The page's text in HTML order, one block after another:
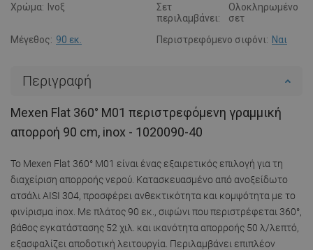
Χρώμα: Ινοξ
Σετ
περιλαμβάνει:
Ολοκληρωμένο
σετ
Μέγεθος: 90 εκ. Περιστρεφόμενο σιφόνι: Ναι
Περιγραφή
Mexen Flat 360° M01 περιστρεφόμενη γραμμική
απορροή 90 cm, inox - 1020090-40
Το Mexen Flat 360° M01 είναι ένας εξαιρετικός επιλογή για τη
διαχείριση απορροής νερού. Κατασκευασμένο από ανοξείδωτο
ατσάλι AISI 304, προσφέρει ανθεκτικότητα και κομψότητα με το
φινίρισμα inox. Με πλάτος 90 εκ., σιφώνι που περιστρέφεται 360°,
βάθος εγκατάστασης 52 χιλ. και ικανότητα απορροής 50 λ/λεπτό,
εξασφαλίζει αποδοτική λειτουργία. Περιλαμβάνει επιπλέον